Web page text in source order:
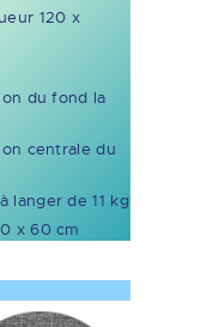
120 x
du fond la
centrale du
langer de 11 kg
x 60 cm